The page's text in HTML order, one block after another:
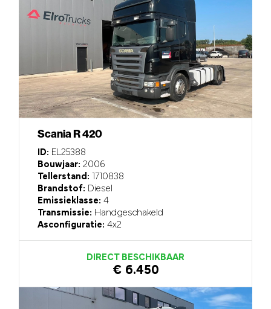
Scania R 420
ID: EL25388
Bouwjaar: 2006
Tellerstand: 1710838
Brandstof: Diesel
Emissieklasse: 4
Transmissie: Handgeschakeld
Asconfiguratie: 4x2
DIRECT BESCHIKBAAR
€ 6.450